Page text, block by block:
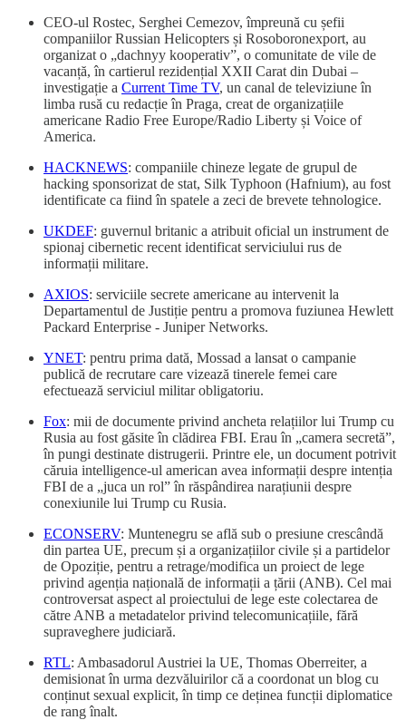
CEO-ul Rostec, Serghei Cemezov, împreună cu șefii
companiilor Russian Helicopters și Rosoboronexport, au
organizat o „dachnyy kooperativ”, o comunitate de vile de
vacanță, în cartierul rezidențial XXII Carat din Dubai –
investigație a Current Time TV, un canal de televiziune în
limba rusă cu redacție în Praga, creat de organizațiile
americane Radio Free Europe/Radio Liberty și Voice of
America.
HACKNEWS: companiile chineze legate de grupul de
hacking sponsorizat de stat, Silk Typhoon (Hafnium), au fost
identificate ca fiind în spatele a zeci de brevete tehnologice.
UKDEF: guvernul britanic a atribuit oficial un instrument de
spionaj cibernetic recent identificat serviciului rus de
informații militare.
AXIOS: serviciile secrete americane au intervenit la
Departamentul de Justiție pentru a promova fuziunea Hewlett
Packard Enterprise - Juniper Networks.
YNET: pentru prima dată, Mossad a lansat o campanie
publică de recrutare care vizează tinerele femei care
efectuează serviciul militar obligatoriu.
Fox: mii de documente privind ancheta relațiilor lui Trump cu
Rusia au fost găsite în clădirea FBI. Erau în „camera secretă”,
în pungi destinate distrugerii. Printre ele, un document potrivit
căruia intelligence-ul american avea informații despre intenția
FBI de a „juca un rol” în răspândirea narațiunii despre
conexiunile lui Trump cu Rusia.
ECONSERV: Muntenegru se află sub o presiune crescândă
din partea UE, precum și a organizațiilor civile și a partidelor
de Opoziție, pentru a retrage/modifica un proiect de lege
privind agenția națională de informații a țării (ANB). Cel mai
controversat aspect al proiectului de lege este colectarea de
către ANB a metadatelor privind telecomunicațiile, fără
supraveghere judiciară.
RTL: Ambasadorul Austriei la UE, Thomas Oberreiter, a
demisionat în urma dezvăluirilor că a coordonat un blog cu
conținut sexual explicit, în timp ce deținea funcții diplomatice
de rang înalt.